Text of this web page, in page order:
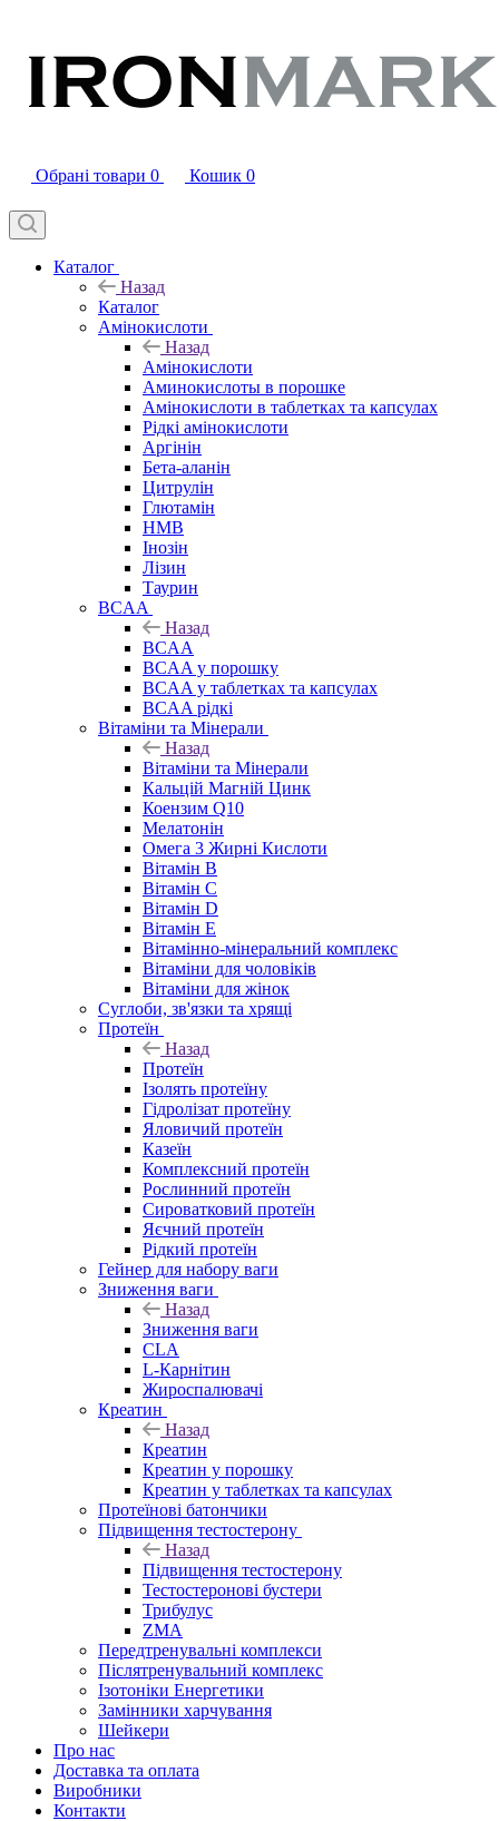
Обрані товари 0 Кошик 0
Каталог
Назад
Каталог
Амінокислоти
Назад
Амінокислоти
Аминокислоты в порошке
Амінокислоти в таблетках та капсулах
Рідкі амінокислоти
Аргінін
Бета-аланін
Цитрулін
Глютамін
HMB
Інозін
Лізин
Таурин
BCAA
Назад
BCAA
BCAA у порошку
BCAA у таблетках та капсулах
BCAA рідкі
Вітаміни та Мінерали
Назад
Вітаміни та Мінерали
Кальцій Магній Цинк
Коензим Q10
Мелатонін
Омега 3 Жирні Кислоти
Вітамін B
Вітамін C
Вітамін D
Вітамін E
Вітамінно-мінеральний комплекс
Вітаміни для чоловіків
Вітаміни для жінок
Суглоби, зв'язки та хрящі
Протеїн
Назад
Протеїн
Ізолять протеїну
Гідролізат протеїну
Яловичий протеїн
Казеїн
Комплексний протеїн
Рослинний протеїн
Сироватковий протеїн
Яєчний протеїн
Рідкий протеїн
Гейнер для набору ваги
Зниження ваги
Назад
Зниження ваги
CLA
L-Карнітин
Жироспалювачі
Креатин
Назад
Креатин
Креатин у порошку
Креатин у таблетках та капсулах
Протеїнові батончики
Підвищення тестостерону
Назад
Підвищення тестостерону
Тестостеронові бустери
Трибулус
ZMA
Передтренувальні комплекси
Післятренувальний комплекс
Ізотоніки Енергетики
Замінники харчування
Шейкери
Про нас
Доставка та оплата
Виробники
Контакти